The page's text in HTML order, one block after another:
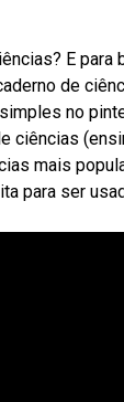
E
de
no
ciências
mais
para ser